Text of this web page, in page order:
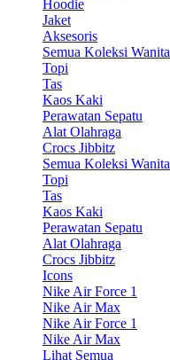
Hoodie
Jaket
Aksesoris
Semua Koleksi Wanita
Topi
Tas
Kaos Kaki
Perawatan Sepatu
Alat Olahraga
Crocs Jibbitz
Semua Koleksi Wanita
Topi
Tas
Kaos Kaki
Perawatan Sepatu
Alat Olahraga
Crocs Jibbitz
Icons
Nike Air Force 1
Nike Air Max
Nike Air Force 1
Nike Air Max
Lihat Semua